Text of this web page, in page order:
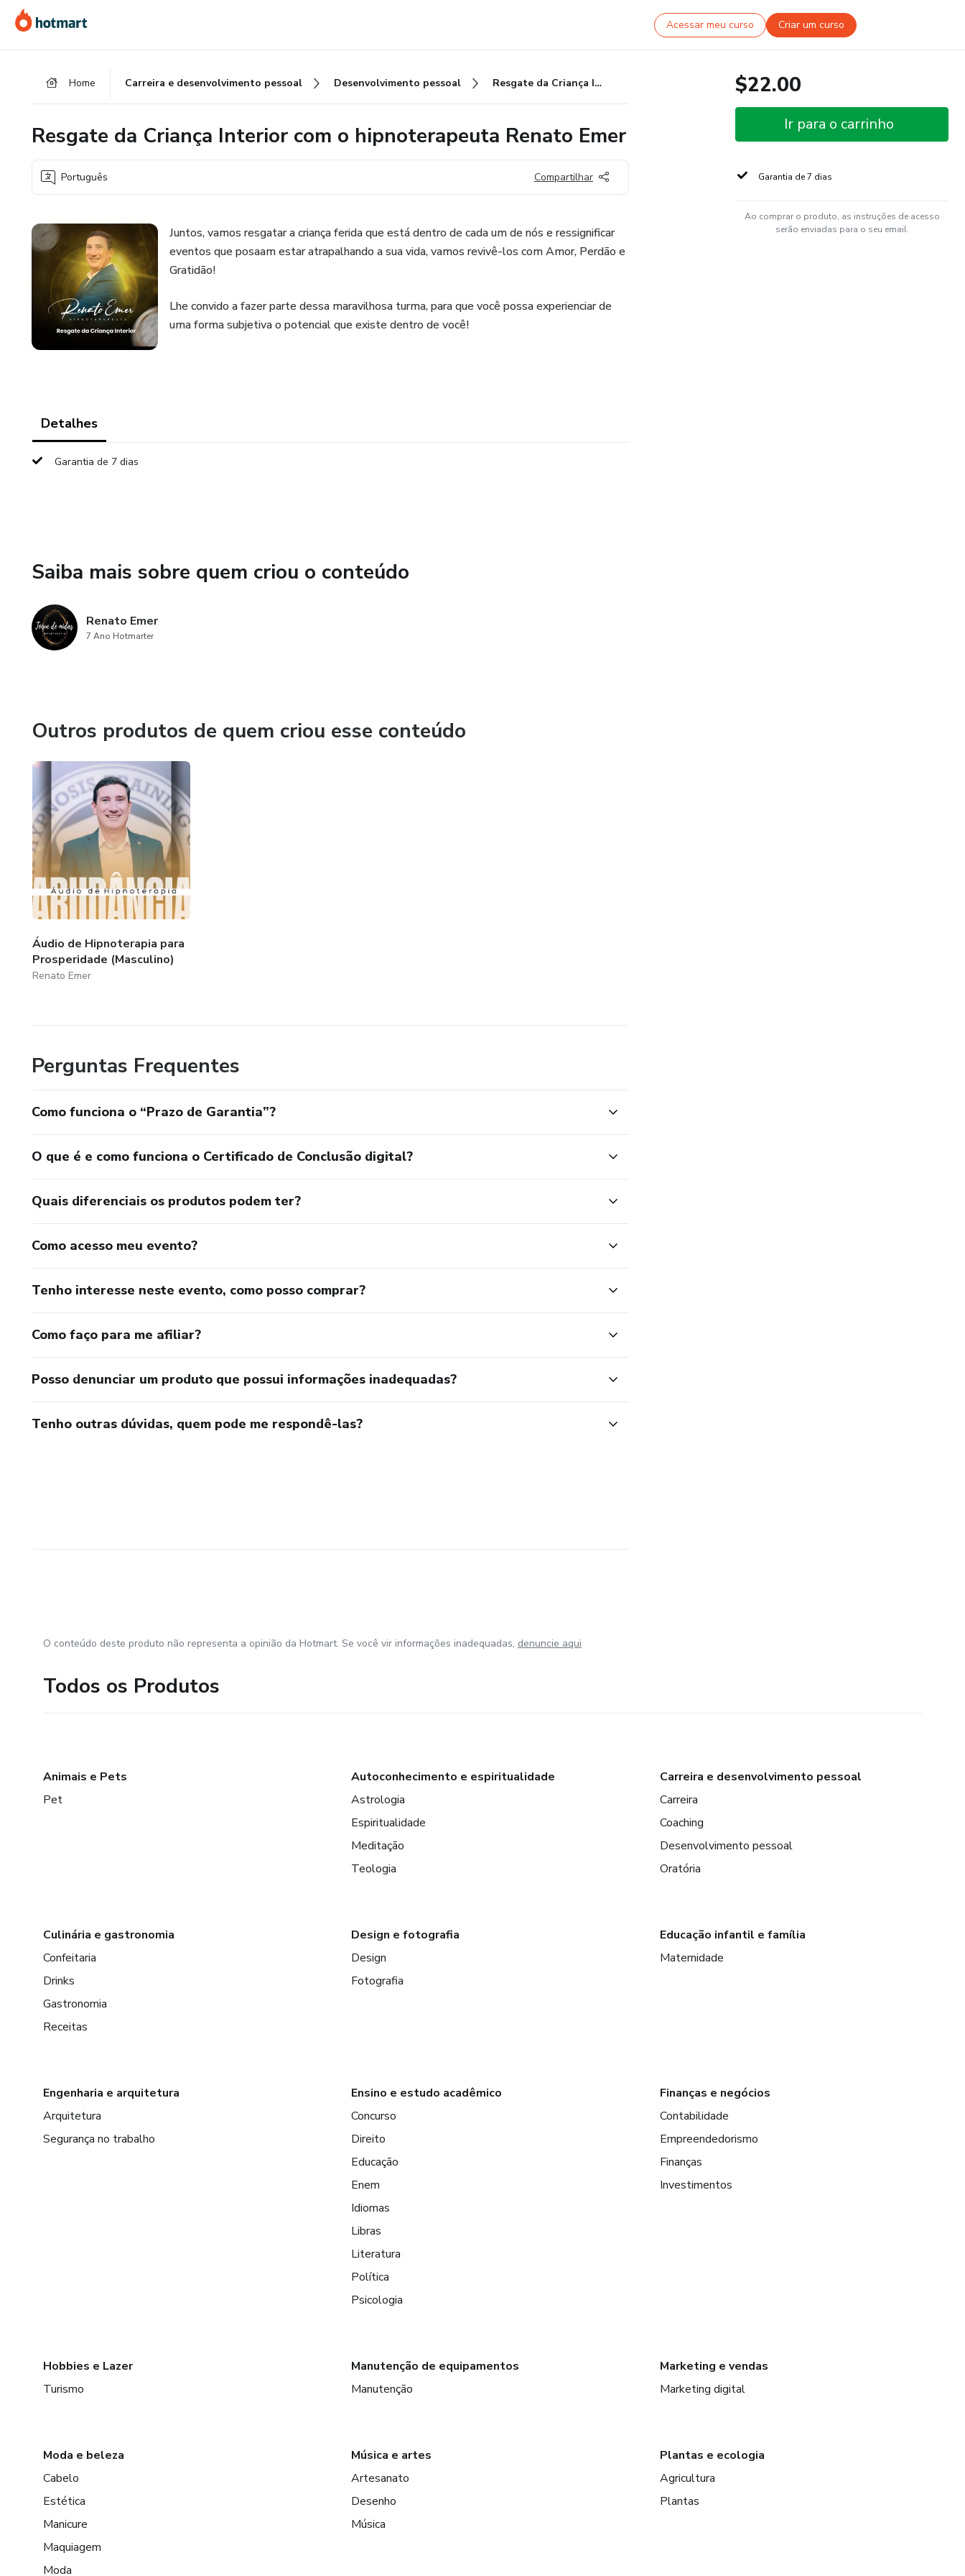
para
o
para
o
para
o
Acessar meu curso Criar um curso
Home Carreira e desenvolvimento pessoal Desenvolvimento pessoal Resgate da Criança Interior com o hipnoterapeuta Renato Emer
Resgate da Criança Interior com o hipnoterapeuta Renato Emer
Português Compartilhar
Juntos, vamos resgatar a criança ferida que está dentro de cada um de nós e ressignificar
eventos que posaam estar atrapalhando a sua vida, vamos revivê-los com Amor, Perdão e
Gratidão!
Lhe convido a fazer parte dessa maravilhosa turma, para que você possa experienciar de
uma forma subjetiva o potencial que existe dentro de você!
Detalhes
Garantia de 7 dias
Saiba mais sobre quem criou o conteúdo
Renato Emer
7 Ano Hotmarter
Outros produtos de quem criou esse conteúdo
Áudio de Hipnoterapia para
Prosperidade (Masculino)
Renato Emer
Perguntas Frequentes
Como funciona o “Prazo de Garantia”?
O que é e como funciona o Certificado de Conclusão digital?
Quais diferenciais os produtos podem ter?
Como acesso meu evento?
Tenho interesse neste evento, como posso comprar?
Como faço para me afiliar?
Posso denunciar um produto que possui informações inadequadas?
Tenho outras dúvidas, quem pode me respondê-las?
$22.00
Ir para o carrinho
Garantia de 7 dias
Ao comprar o produto, as instruções de acesso
serão enviadas para o seu email.
O conteúdo deste produto não representa a opinião da Hotmart. Se você vir informações inadequadas, denuncie aqui
Todos os Produtos
Animais e Pets
Pet
Autoconhecimento e espiritualidade
Astrologia
Espiritualidade
Meditação
Teologia
Carreira e desenvolvimento pessoal
Carreira
Coaching
Desenvolvimento pessoal
Oratória
Culinária e gastronomia
Confeitaria
Drinks
Gastronomia
Receitas
Design e fotografia
Design
Fotografia
Educação infantil e família
Maternidade
Engenharia e arquitetura
Arquitetura
Segurança no trabalho
Ensino e estudo acadêmico
Concurso
Direito
Educação
Enem
Idiomas
Libras
Literatura
Política
Psicologia
Finanças e negócios
Contabilidade
Empreendedorismo
Finanças
Investimentos
Hobbies e Lazer
Turismo
Manutenção de equipamentos
Manutenção
Marketing e vendas
Marketing digital
Moda e beleza
Cabelo
Estética
Manicure
Maquiagem
Moda
Música e artes
Artesanato
Desenho
Música
Plantas e ecologia
Agricultura
Plantas